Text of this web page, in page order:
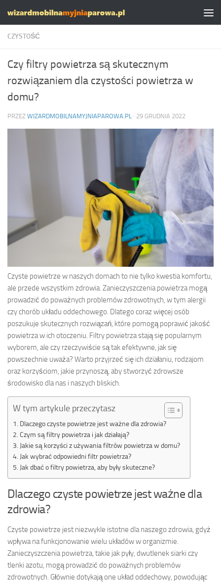
Skip to content
CZYSTOŚĆ
Czy filtry powietrza są skutecznym
rozwiązaniem dla czystości powietrza w
domu?
PRZEZ WIZARDMOBILNAMYJNIAPAROWA.PL · 29 GRUDNIA 2022
Czyste powietrze w naszych domach to nie tylko kwestia komfortu,
ale przede wszystkim zdrowia. Zanieczyszczenia powietrza mogą
prowadzić do poważnych problemów zdrowotnych, w tym alergii
czy chorób układu oddechowego. Dlatego coraz więcej osób
poszukuje skutecznych rozwiązań, które pomogą poprawić jakość
powietrza w ich otoczeniu. Filtry powietrza stają się popularnym
wyborem, ale czy rzeczywiście są tak efektywne, jak się
powszechnie uważa? Warto przyjrzeć się ich działaniu, rodzajom
oraz korzyściom, jakie przynoszą, aby stworzyć zdrowsze
środowisko dla nas i naszych bliskich.
W tym artykule przeczytasz
Dlaczego czyste powietrze jest ważne dla zdrowia?
Czym są filtry powietrza i jak działają?
Jakie są korzyści z używania filtrów powietrza w domu?
Jak wybrać odpowiedni filtr powietrza?
Jak dbać o filtry powietrza, aby były skuteczne?
Dlaczego czyste powietrze jest ważne dla
zdrowia?
Czyste powietrze jest niezwykle istotne dla naszego zdrowia, gdyż
wpływa na funkcjonowanie wielu układów w organizmie.
Zanieczyszczenia powietrza, takie jak pyły, dwutlenek siarki czy
tlenki azotu, mogą prowadzić do poważnych problemów
zdrowotnych. Głównie dotykają one układ oddechowy, powodując